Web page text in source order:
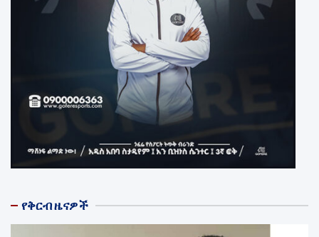
የቅርብ ዜናዎች